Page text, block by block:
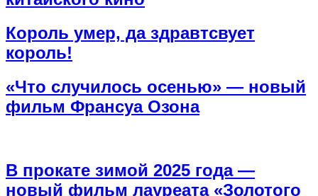
Король умер, да здравтсвует
король!
«Что случилось осенью» — новый
фильм Франсуа Озона
В прокате зимой 2025 года —
новый фильм лауреата «Золотого